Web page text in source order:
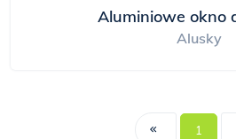
Aluminiowe okno
Alusky
1